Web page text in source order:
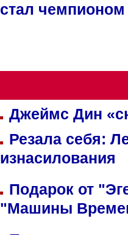
стал
Джеймс Дин
Резала себя:
изнасилования
Подарок от
"Машины